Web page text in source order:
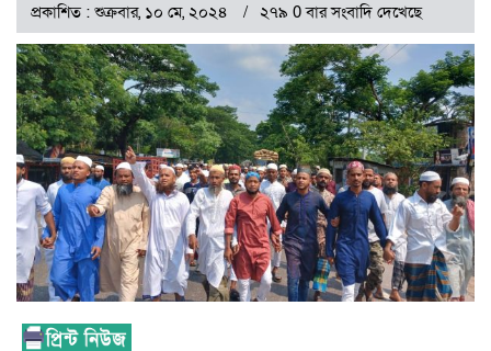
প্রকাশিত : শুক্রবার, ১০ মে, ২০২৪ ২৭৯ 0 বার সংবাদি দেখেছে